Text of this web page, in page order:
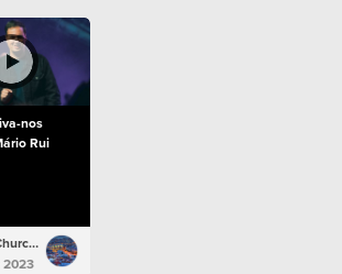
nos
Rui
Hillsong Church Portugal
2023